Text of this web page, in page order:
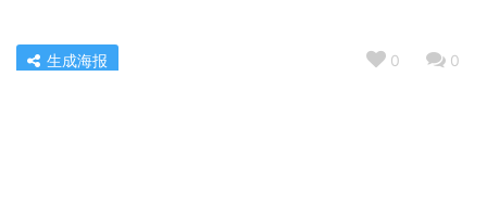
0 0
生成海报